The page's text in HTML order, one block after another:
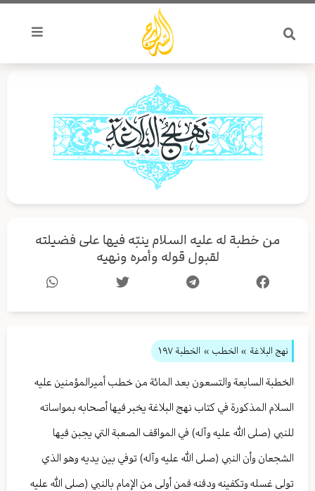
تخطي
المحتوى
من خطبة له عليه السلام ينبّه فيها على فضيلته
لقبول قوله وأمره ونهيه
نهج البلاغة » الخطب » الخطبة ١٩٧
الخطبة السابعة والتسعون بعد المائة من خطب أميرالمؤمنين عليه
السلام المذكورة في كتاب نهج البلاغة يخبر فيها أصحابه بمواساته
للنبي (صلى الله عليه وآله) في المواقف الصعبة التي يجبن فيها
الشجعان وأن النبي (صلى الله عليه وآله) توفي بين يديه وهو الذي
تولى غسله وتكفينه ودفنه فمن أولى من الإمام بالنبي (صلى الله عليه